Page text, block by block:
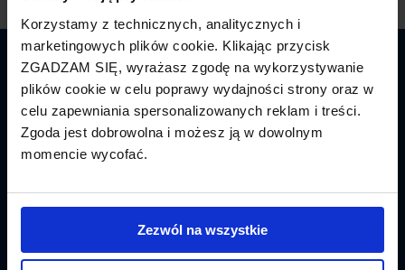
Korzystamy z technicznych, analitycznych i
marketingowych plików cookie. Klikając przycisk
ZGADZAM SIĘ, wyrażasz zgodę na wykorzystywanie
plików cookie w celu poprawy wydajności strony oraz w
celu zapewniania spersonalizowanych reklam i treści.
Zgoda jest dobrowolna i możesz ją w dowolnym
momencie wycofać.
Zezwól na wszystkie
Latamy.pl
Bilety lotnicze
Promocje
Linie lotnicze